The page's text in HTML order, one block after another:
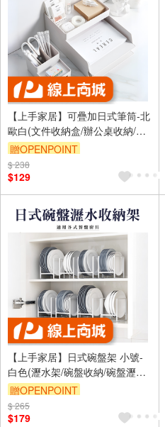
【上手家居】可疊加日式筆筒-北
歐白(文件收納盒/辦公桌收納/文
件盒/辦公室用品/資料架/文件架/
文件整理)
贈OPENPOINT
訂單滿999享9折
$ 238
$129
【上手家居】日式碗盤架 小號-
白色(瀝水架/碗盤收納/碗盤瀝水
架/盤架/盤子收納/碗盤收納架/盤
子架/盤子收納架/碗碟架)
贈OPENPOINT
訂單滿999享9折
$ 265
$179